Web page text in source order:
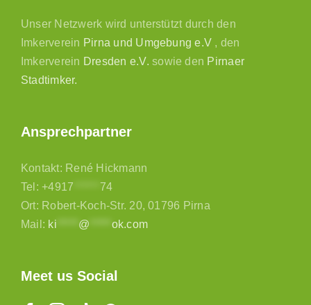
Unser Netzwerk wird unterstützt durch den
Imkerverein Pirna und Umgebung e.V , den
Imkerverein Dresden e.V. sowie den Pirnaer
Stadtimker.
Ansprechpartner
Kontakt: René Hickmann
Tel:+4917
74
Ort: Robert-Koch-Str. 20, 01796 Pirna
Mail: ki @ ok.com
Meet us Social